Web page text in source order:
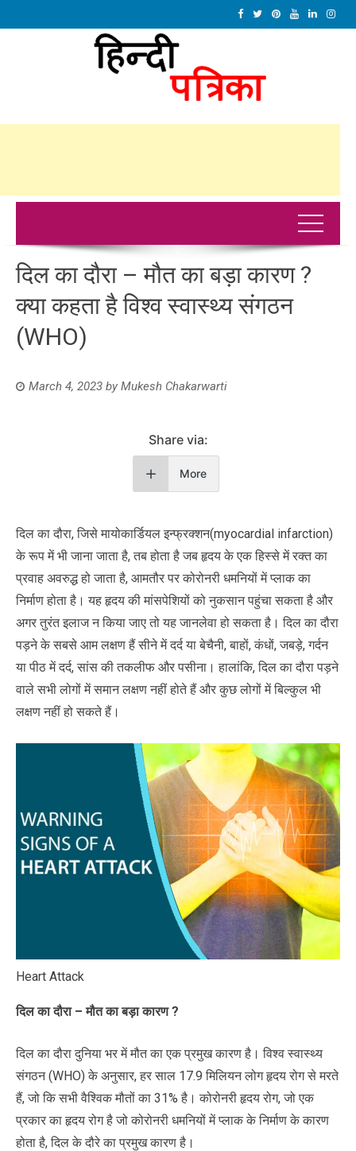
दिल का दौरा – मौत का बड़ा कारण ?
क्या कहता है विश्व स्वास्थ्य संगठन
(WHO)
March 4, 2023 by Mukesh Chakarwarti
Share via:
More
दिल का दौरा, जिसे मायोकार्डियल इन्फ्रक्शन(myocardial infarction)
के रूप में भी जाना जाता है, तब होता है जब हृदय के एक हिस्से में रक्त का
प्रवाह अवरुद्ध हो जाता है, आमतौर पर कोरोनरी धमनियों में प्लाक का
निर्माण होता है। यह हृदय की मांसपेशियों को नुकसान पहुंचा सकता है और
अगर तुरंत इलाज न किया जाए तो यह जानलेवा हो सकता है। दिल का दौरा
पड़ने के सबसे आम लक्षण हैं सीने में दर्द या बेचैनी, बाहों, कंधों, जबड़े, गर्दन
या पीठ में दर्द, सांस की तकलीफ और पसीना। हालांकि, दिल का दौरा पड़ने
वाले सभी लोगों में समान लक्षण नहीं होते हैं और कुछ लोगों में बिल्कुल भी
लक्षण नहीं हो सकते हैं।
Heart Attack
दिल का दौरा – मौत का बड़ा कारण ?
दिल का दौरा दुनिया भर में मौत का एक प्रमुख कारण है। विश्व स्वास्थ्य
संगठन (WHO) के अनुसार, हर साल 17.9 मिलियन लोग हृदय रोग से मरते
हैं, जो कि सभी वैश्विक मौतों का 31% है। कोरोनरी हृदय रोग, जो एक
प्रकार का हृदय रोग है जो कोरोनरी धमनियों में प्लाक के निर्माण के कारण
होता है, दिल के दौरे का प्रमुख कारण है।